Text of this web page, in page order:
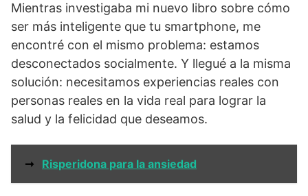
Mientras investigaba mi nuevo libro sobre cómo
ser más inteligente que tu smartphone, me
encontré con el mismo problema: estamos
desconectados socialmente. Y llegué a la misma
solución: necesitamos experiencias reales con
personas reales en la vida real para lograr la
salud y la felicidad que deseamos.
➞ Risperidona para la ansiedad